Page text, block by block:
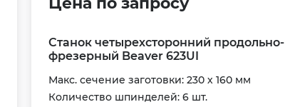
Станок четырехсторонний продольно-
фрезерный Beaver 623UI
Макс. сечение заготовки: 230 х 160 мм
Количество шпинделей: 6 шт.